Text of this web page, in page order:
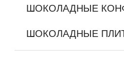
ШОКОЛАДНЫЕ
ШОКОЛАДНЫЕ